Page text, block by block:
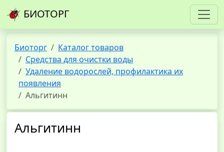
БИОТОРГ
Биоторг
Каталог товаров
Средства для очистки воды
Удаление водорослей, профилактика их
появления
Альгитинн
Альгитинн